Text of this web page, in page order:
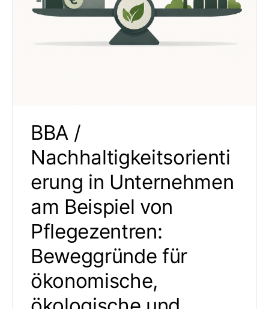
BBA /
Nachhaltigkeitsorienti
erung in Unternehmen
am Beispiel von
Pflegezentren:
Beweggründe für
ökonomische,